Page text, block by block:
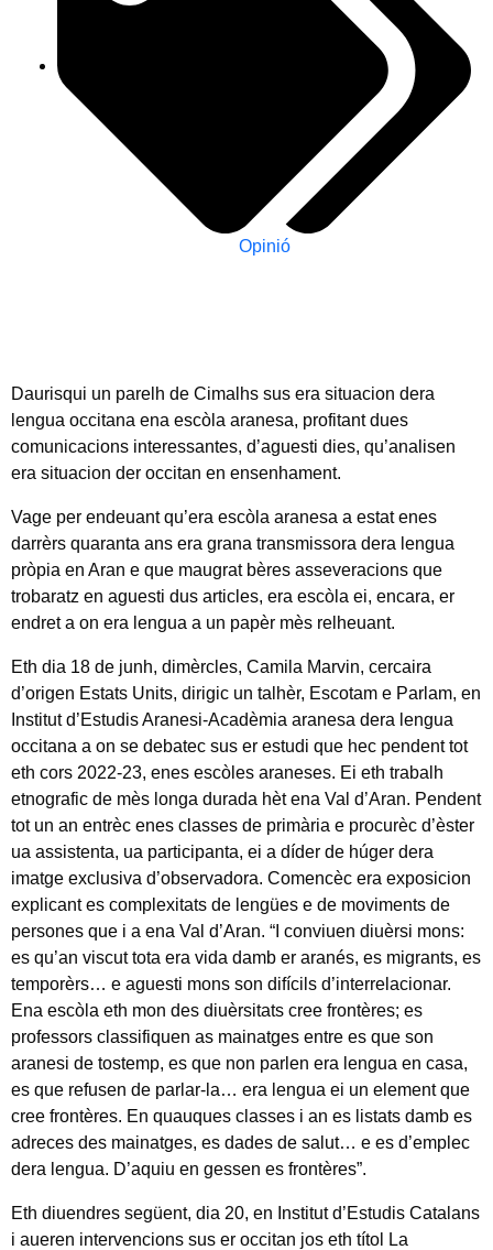
Opinió
Daurisqui un parelh de Cimalhs sus era situacion dera
lengua occitana ena escòla aranesa, profitant dues
comunicacions interessantes, d’aguesti dies, qu’analisen
era situacion der occitan en ensenhament.
Vage per endeuant qu’era escòla aranesa a estat enes
darrèrs quaranta ans era grana transmissora dera lengua
pròpia en Aran e que maugrat bères asseveracions que
trobaratz en aguesti dus articles, era escòla ei, encara, er
endret a on era lengua a un papèr mès relheuant.
Eth dia 18 de junh, dimèrcles, Camila Marvin, cercaira
d’origen Estats Units, dirigic un talhèr, Escotam e Parlam, en
Institut d’Estudis Aranesi-Acadèmia aranesa dera lengua
occitana a on se debatec sus er estudi que hec pendent tot
eth cors 2022-23, enes escòles araneses. Ei eth trabalh
etnografic de mès longa durada hèt ena Val d’Aran. Pendent
tot un an entrèc enes classes de primària e procurèc d’èster
ua assistenta, ua participanta, ei a díder de húger dera
imatge exclusiva d’observadora. Comencèc era exposicion
explicant es complexitats de lengües e de moviments de
persones que i a ena Val d’Aran. “I conviuen diuèrsi mons:
es qu’an viscut tota era vida damb er aranés, es migrants, es
temporèrs… e aguesti mons son difícils d’interrelacionar.
Ena escòla eth mon des diuèrsitats cree frontères; es
professors classifiquen as mainatges entre es que son
aranesi de tostemp, es que non parlen era lengua en casa,
es que refusen de parlar-la… era lengua ei un element que
cree frontères. En quauques classes i an es listats damb es
adreces des mainatges, es dades de salut… e es d’emplec
dera lengua. D’aquiu en gessen es frontères”.
Eth diuendres següent, dia 20, en Institut d’Estudis Catalans
i aueren intervencions sus er occitan jos eth títol La